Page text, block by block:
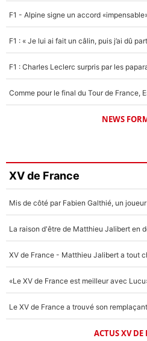
NEWS
XV de France
ACTUS XV DE